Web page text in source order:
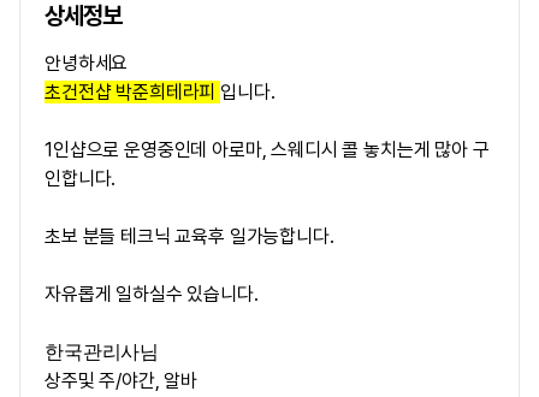
상세정보
안녕하세요
초건전샵 박준희테라피 입니다.
1인샵으로 운영중인데 아로마, 스웨디시 콜 놓치는게 많아 구
인합니다.
초보 분들 테크닉 교육후 일가능합니다.
자유롭게 일하실수 있습니다.
한국관리사님
상주및 주/야간, 알바